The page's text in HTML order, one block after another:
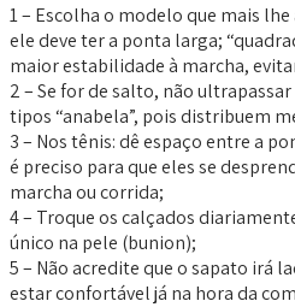
1 – Escolha o modelo que mais
ele deve ter a ponta larga;
maior estabilidade à marcha,
2 – Se for de salto, não
tipos “anabela”, pois distribuem
3 – Nos tênis: dê espaço entre a
é preciso para que eles se
marcha ou corrida;
4 – Troque os calçados
único na pele (bunion);
5 – Não acredite que o sapato irá
estar confortável já na hora da